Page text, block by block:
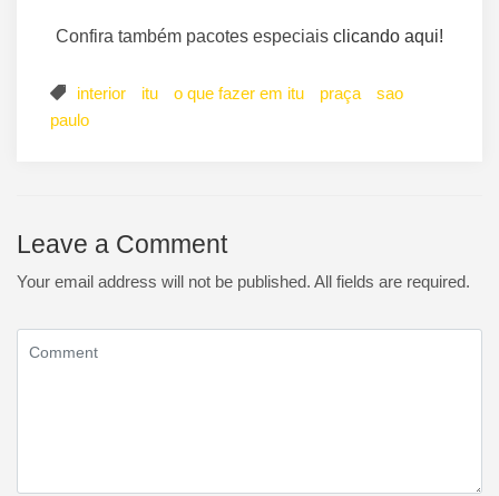
Confira também pacotes especiais clicando aqui!
interior itu o que fazer em itu praça
sao
paulo
Leave a Comment
Your email address will not be published. All fields are required.